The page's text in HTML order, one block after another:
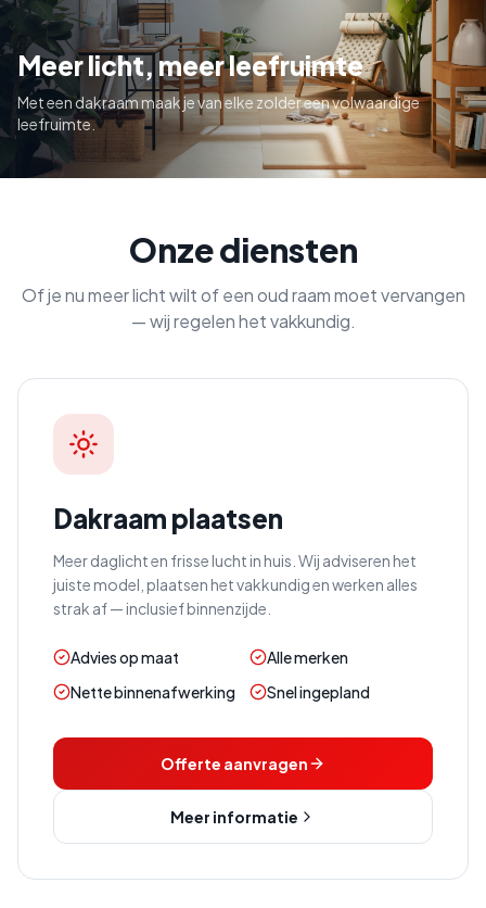
Meer licht, meer leefruimte
Met een dakraam maak je van elke zolder een volwaardige
leefruimte.
Onze diensten
Of je nu meer licht wilt of een oud raam moet vervangen
— wij regelen het vakkundig.
Dakraam plaatsen
Meer daglicht en frisse lucht in huis. Wij adviseren het
juiste model, plaatsen het vakkundig en werken alles
strak af — inclusief binnenzijde.
Advies op maat
Alle merken
Nette binnenafwerking
Snel ingepland
Offerte aanvragen
Meer informatie